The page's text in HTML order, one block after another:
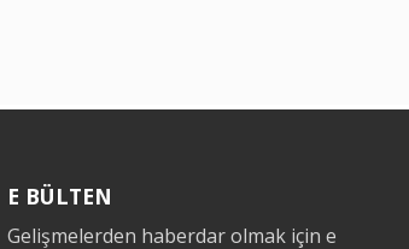
E BÜLTEN
Gelişmelerden haberdar olmak için e